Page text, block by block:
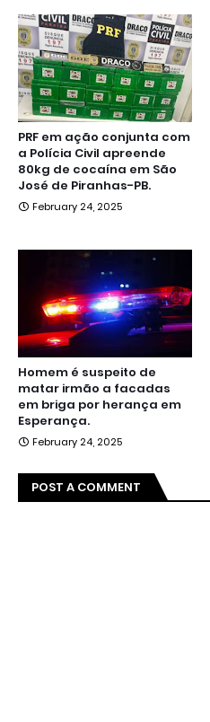
PRF em ação conjunta com
a Polícia Civil apreende
80kg de cocaína em São
José de Piranhas-PB.
February 24, 2025
Homem é suspeito de
matar irmão a facadas
em briga por herança em
Esperança.
February 24, 2025
POST A COMMENT